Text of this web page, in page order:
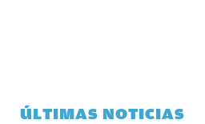
ÚLTIMAS NOTICIAS